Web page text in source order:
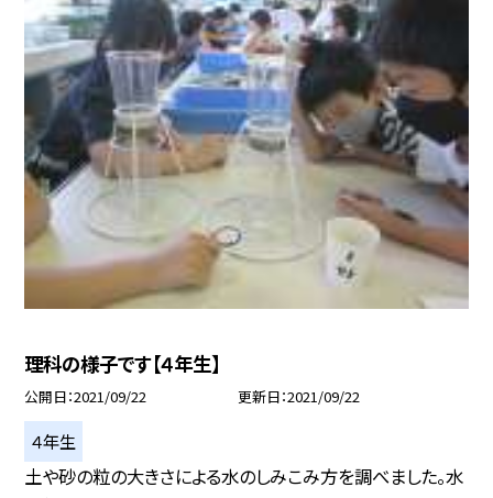
理科の様子です【４年生】
公開日 2021/09/22 更新日 2021/09/22
４年生
土や砂の粒の大きさによる水のしみこみ方を調べました。水